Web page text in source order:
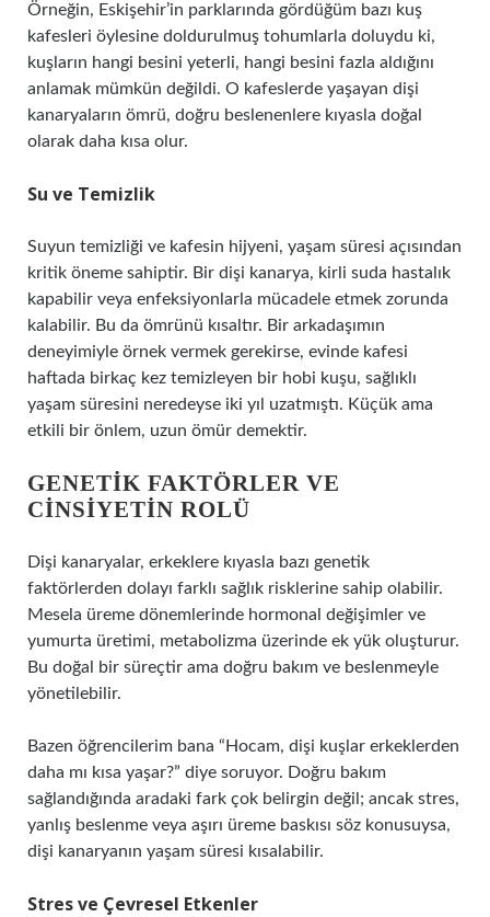
Örneğin, Eskişehir’in parklarında gördüğüm bazı kuş
kafesleri öylesine doldurulmuş tohumlarla doluydu ki,
kuşların hangi besini yeterli, hangi besini fazla aldığını
anlamak mümkün değildi. O kafeslerde yaşayan dişi
kanaryaların ömrü, doğru beslenenlere kıyasla doğal
olarak daha kısa olur.
Su ve Temizlik
Suyun temizliği ve kafesin hijyeni, yaşam süresi açısından
kritik öneme sahiptir. Bir dişi kanarya, kirli suda hastalık
kapabilir veya enfeksiyonlarla mücadele etmek zorunda
kalabilir. Bu da ömrünü kısaltır. Bir arkadaşımın
deneyimiyle örnek vermek gerekirse, evinde kafesi
haftada birkaç kez temizleyen bir hobi kuşu, sağlıklı
yaşam süresini neredeyse iki yıl uzatmıştı. Küçük ama
etkili bir önlem, uzun ömür demektir.
GENETIK FAKTÖRLER VE
CINSIYETIN ROLÜ
Dişi kanaryalar, erkeklere kıyasla bazı genetik
faktörlerden dolayı farklı sağlık risklerine sahip olabilir.
Mesela üreme dönemlerinde hormonal değişimler ve
yumurta üretimi, metabolizma üzerinde ek yük oluşturur.
Bu doğal bir süreçtir ama doğru bakım ve beslenmeyle
yönetilebilir.
Bazen öğrencilerim bana “Hocam, dişi kuşlar erkeklerden
daha mı kısa yaşar?” diye soruyor. Doğru bakım
sağlandığında aradaki fark çok belirgin değil; ancak stres,
yanlış beslenme veya aşırı üreme baskısı söz konusuysa,
dişi kanaryanın yaşam süresi kısalabilir.
Stres ve Çevresel Etkenler